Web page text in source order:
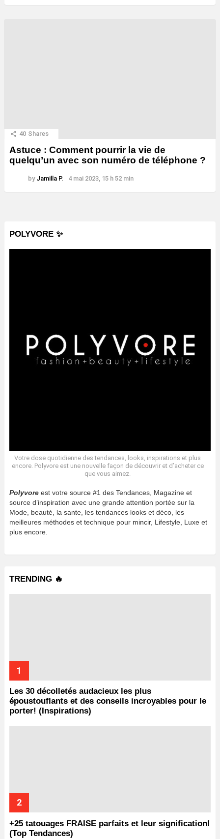
40 Shares
Astuce : Comment pourrir la vie de
quelqu’un avec son numéro de téléphone ?
by Jamilla P. 4 mai 2023, 15 h 52 min
POLYVORE ✨
Votre dose quotidienne des tendances, looks, inspirations et plus
encore. Polyvore est une nouvelle façon de découvrir et d’acheter ce
que vous aimez.
Polyvore est votre source #1 des Tendances, Magazine et
source d’inspiration avec une grande attention portée sur la
Mode, beauté, la sante, les tendances looks et déco, les
meilleures méthodes et technique pour mincir, Lifestyle, Luxe et
plus encore.
TRENDING 🔥
Les 30 décolletés audacieux les plus
époustouflants et des conseils incroyables pour le
porter! (Inspirations)
+25 tatouages ​​FRAISE parfaits et leur signification!
(Top Tendances)